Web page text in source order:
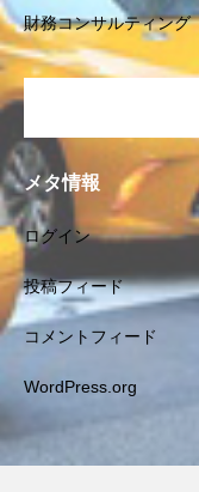
財務コンサルティング
メタ情報
ログイン
投稿フィード
コメントフィード
WordPress.org